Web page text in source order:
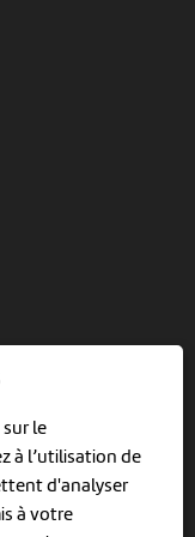
le
à l’utilisation de
d'analyser
à votre